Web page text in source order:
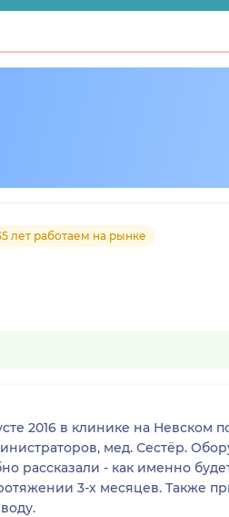
лет работаем на рынке
на Невском по новой технологии.
мед. Сестёр.
рассказали - как именно
3-х месяцев. Также